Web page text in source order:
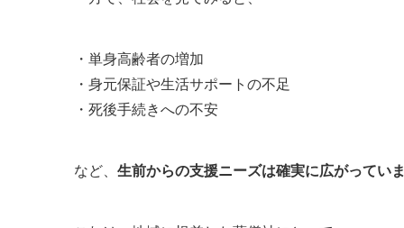
・単身高齢者の増加
・身元保証や生活サポートの不足
・死後手続きへの不安
など、 生前からの支援ニーズは確実に広がっていま